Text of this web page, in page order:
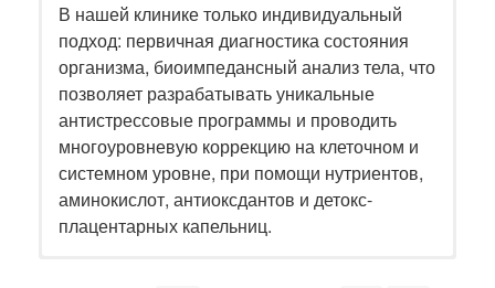
В нашей клинике только индивидуальный
подход: первичная диагностика состояния
организма, биоимпедансный анализ тела, что
позволяет разрабатывать уникальные
антистрессовые программы и проводить
многоуровневую коррекцию на клеточном и
системном уровне, при помощи нутриентов,
аминокислот, антиоксдантов и детокс-
плацентарных капельниц.